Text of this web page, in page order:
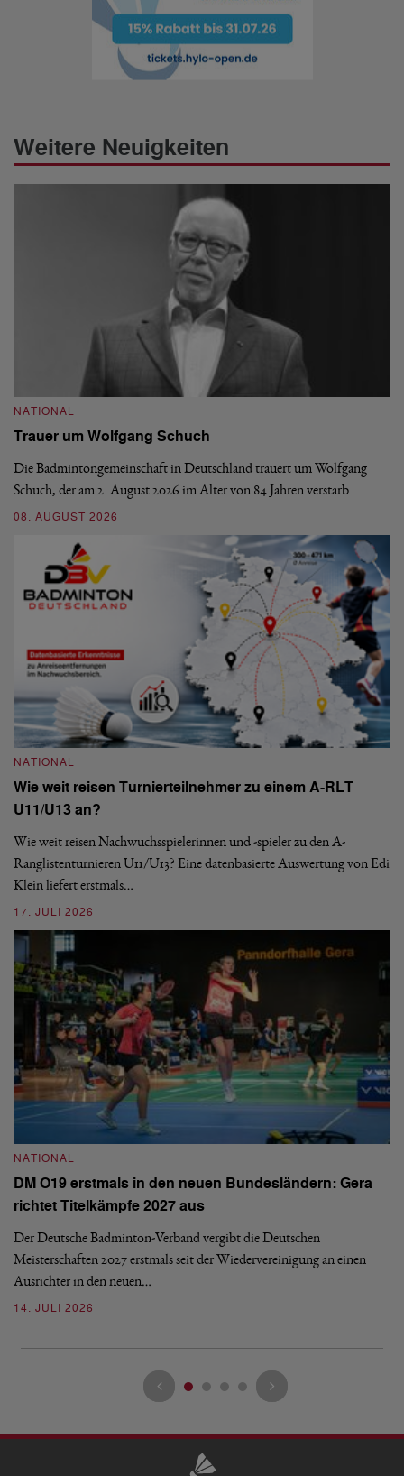
Weitere Neuigkeiten
NATIONAL
Trauer um Wolfgang Schuch
Die Badmintongemeinschaft in Deutschland trauert um Wolfgang
Schuch, der am 2. August 2026 im Alter von 84 Jahren verstarb.
08. AUGUST 2026
NATIONAL
Wie weit reisen Turnierteilnehmer zu einem A-RLT
U11/U13 an?
Wie weit reisen Nachwuchsspielerinnen und -spieler zu den A-
Ranglistenturnieren U11/U13? Eine datenbasierte Auswertung von Edi
Klein liefert erstmals…
17. JULI 2026
NATIONAL
DM O19 erstmals in den neuen Bundesländern: Gera
richtet Titelkämpfe 2027 aus
Der Deutsche Badminton-Verband vergibt die Deutschen
Meisterschaften 2027 erstmals seit der Wiedervereinigung an einen
Ausrichter in den neuen…
14. JULI 2026